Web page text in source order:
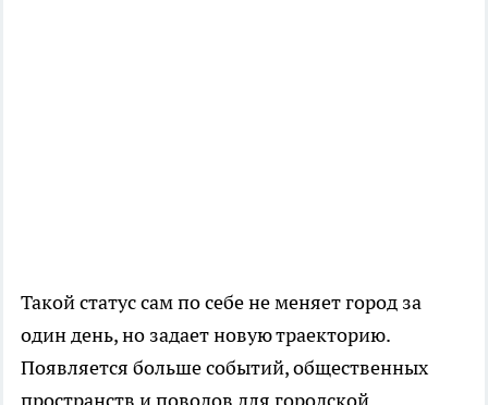
Такой статус сам по себе не меняет город за
один день, но задает новую траекторию.
Появляется больше событий, общественных
пространств и поводов для городской